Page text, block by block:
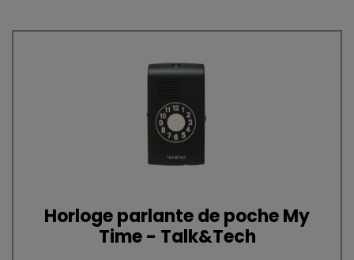
Horloge parlante de poche My
Time - Talk&Tech